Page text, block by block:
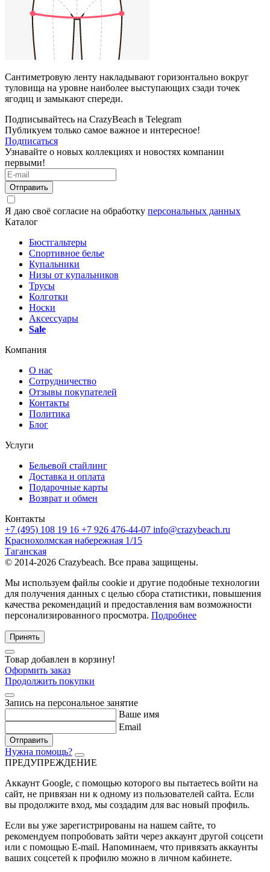
Сантиметровую ленту накладывают горизонтально вокруг
туловища на уровне наиболее выступающих сзади точек
ягодиц и замыкают спереди.
Подписывайтесь на CrazyBeach в Telegram
Публикуем только самое важное и интересное!
Подписаться
Узнавайте о новых коллекциях и новостях компании
первыми!
Отправить
Я даю своё согласие на обработку персональных данных
Каталог
Бюстгальтеры
Спортивное белье
Купальники
Низы от купальников
Трусы
Колготки
Носки
Аксессуары
Sale
Компания
О нас
Сотрудничество
Отзывы покупателей
Контакты
Политика
Блог
Услуги
Бельевой стайлинг
Доставка и оплата
Подарочные карты
Возврат и обмен
Контакты
+7 (495) 108 19 16 +7 926 476-44-07 info@crazybeach.ru
Краснохолмская набережная 1/15
Таганская
© 2014-2026 Crazybeach. Все права защищены.
Мы используем файлы cookie и другие подобные технологии
для получения данных с целью сбора статистики, повышения
качества рекомендаций и предоставления вам возможности
персонализированного просмотра. Подробнее
Принять
Товар добавлен в корзину!
Оформить заказ
Продолжить покупки
Запись на персональное занятие
Ваше имя
Email
Отправить
Нужна помощь?
ПРЕДУПРЕЖДЕНИЕ
Аккаунт Google, с помощью которого вы пытаетесь войти на
сайт, не привязан ни к одному из пользователей сайта. Если
вы продолжите вход, мы создадим для вас новый профиль.
Если вы уже зарегистрированы на нашем сайте, то
рекомендуем попробовать зайти через аккаунт другой соцсети
или с помощью E-mail. Напоминаем, что привязать аккаунты
ваших соцсетей к профилю можно в личном кабинете.